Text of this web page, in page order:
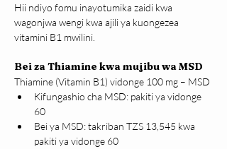
Hii ndiyo fomu inayotumika zaidi kwa
wagonjwa wengi kwa ajili ya kuongezea
vitamini B1 mwilini.
Bei za Thiamine kwa mujibu wa MSD
Thiamine (Vitamin B1) vidonge 100 mg – MSD
Kifungashio cha MSD: pakiti ya vidonge
60
Bei ya MSD: takriban TZS 13,545 kwa
pakiti ya vidonge 60